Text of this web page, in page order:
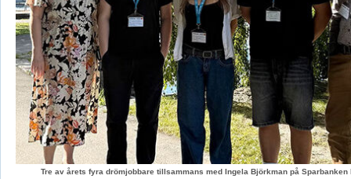
Tre av årets fyra drömjobbare tillsammans med Ingela Björkman på